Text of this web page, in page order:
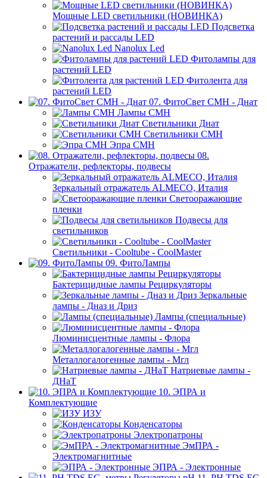
Мощные LED светильники (НОВИНКА)
Подсветка
растений и рассады LED
Nanolux Led
Фитолампы для
растений LED
Фитолента для
растений LED
07. ФитоСвет CMH - Днат
Лампы СМН
Светильники Днат
Светильники СМН
Эпра СМН
08.
Отражатели, рефлекторы, подвесы
Зеркальный отражатель ALMECO, Италия
Светооражающие
пленки
Подвесы для
светильников
Светильники - Cooltube - CoolMaster
09. ФитоЛампы
Бактерицидные лампы Рециркуляторы
Зеркальные
лампы - Дназ и Дриз
Лампы (специальные)
Люминисцентные лампы - Флора
Металлогалогенные лампы - Мгл
Натриевые лампы -
ДНаТ
10. ЭПРА и
Комплектующие
ИЗУ
Конденсаторы
Электропатроны
ЭмПРА -
Электромагнитные
ЭПРА - Электронные